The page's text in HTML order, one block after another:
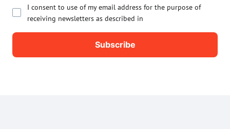
I consent to use of my email address for the purpose of
receiving newsletters as described in